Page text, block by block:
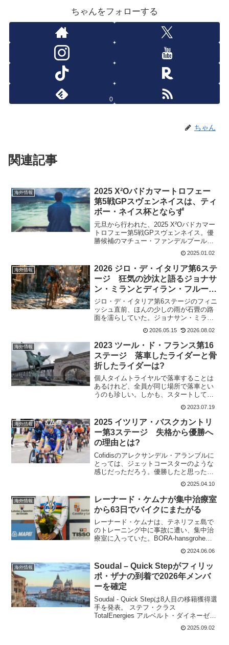
ちゃんをフォローする
0
ちゃん
関連記事
海外情報
2025 X²Oバドカマートロフェー
第5戦GPスヴェンネイスは、ティ
ボー・ネイス杯とならず
元旦から行われた、2025 X²Oバドカマー
トロフェー第5戦GPスヴェンネイス。優
勝候補のマチュー・ファンデルプールは
おらず、マイケル・ファントーレンハウ
ト、ラース・ファンデルハールもいなか
った。当然、期待はティボー・ネイスの
肩にかかってい...
2025.01.02
海外情報
2026 ジロ・デ・イタリア第6ステ
ージ 狂気の沙汰と語るジョナサ
ン・ミランとディラン・フルーネ
ウェーヘン
ジロ・デ・イタリア第6ステージのフィニ
ッシュ直前、ほんの少しの雨が石畳の路
面を濡らしていた。ジョナサン・ミラン
に言わせると2滴だったと。Unibet Rose
Rocketsは完璧な連携で先頭を支配し、
最終コーナーを回った。しかし、濡れた
石...
2026.05.15 2026.08.02
海外情報
2023 ツール・ド・フランス第16
ステージ 落車したライダーと骨
折したライダーは?
個人タイムトライヤルで落車することは
あるけれど、全員が同じ場所で落車とい
うのも珍しい。しかも、スタートしてす
ぐのコーナー。それほどスピードが出て
いる場面ではないけれど、何故か3人も滑
っている。アレクシー・ルナール
CofidisMalheu...
2023.07.19
海外情報
2025 イツリア・バスクカントリ
ー第3ステージ 失格から優勝へ
の理由とは?
Cofidisのアレクサンデル・アランブルに
とっては、ジェットコースターのような
感じだっただろう。優勝したと思った
ら、失格となり、その2時間後にまた優勝
となるとは～。私も朝起きて結果を見て
びっくりでした。ロータリーの右を走行
OFICIAL:...
2025.04.10
海外情報
レーナード・ケムナが集中治療室
から63日でバイクにまたがる
レーナード・ケムナは、テネリフェ島で
のトレーニング中に事故に遭い、集中治
療室に入っていた。BORA-hansgroheの
報告では、事故から44日後に、ローラー
に乗っている。リハビリの第二段階とし
て、レッドブル・アスリート・パフォー
マンス・セ...
2024.06.06
海外情報
Soudal – Quick Stepがフィリッ
ポ・ザナの到着で2026年メンバ
ーを確定
Soudal - Quick Stepは8人目の移籍獲得選
手を発表。 ステフ・クラス
TotalEnergies アルベルト・ダイネーゼ
Tudor Pro Cycling Team エドワード・プ
ランカールト Alpecin-Deceun...
2025.09.02